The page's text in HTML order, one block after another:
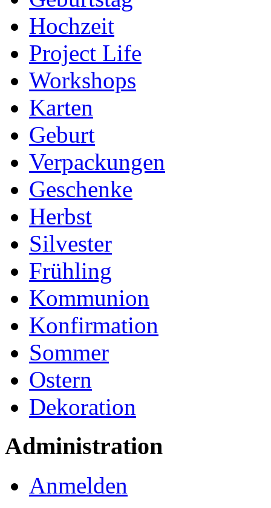
Hochzeit
Project Life
Workshops
Karten
Geburt
Verpackungen
Geschenke
Herbst
Silvester
Frühling
Kommunion
Konfirmation
Sommer
Ostern
Dekoration
Administration
Anmelden